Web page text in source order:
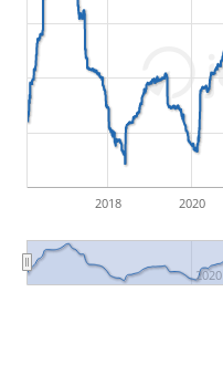
2018 2020
2020